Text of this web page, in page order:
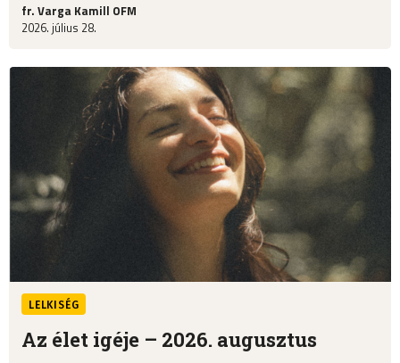
fr. Varga Kamill OFM
2026. július 28.
LELKISÉG
Az élet igéje – 2026. augusztus